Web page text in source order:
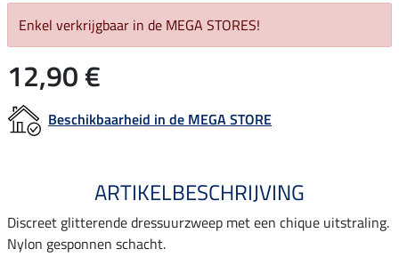
Enkel verkrijgbaar in de MEGA STORES!
12,90 €
Beschikbaarheid in de MEGA STORE
ARTIKELBESCHRIJVING
Discreet glitterende dressuurzweep met een chique uitstraling.
Nylon gesponnen schacht.